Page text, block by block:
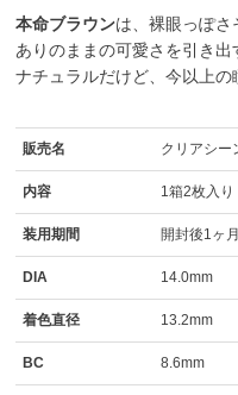
本命ブラウンは、裸眼っぽさ
ありのままの可愛さを引き出
ナチュラルだけど、今以上の
販売名 クリアシー
内容 1箱2枚入り
装用期間 開封後1ヶ
DIA 14.0mm
着色直径 13.2mm
BC 8.6mm